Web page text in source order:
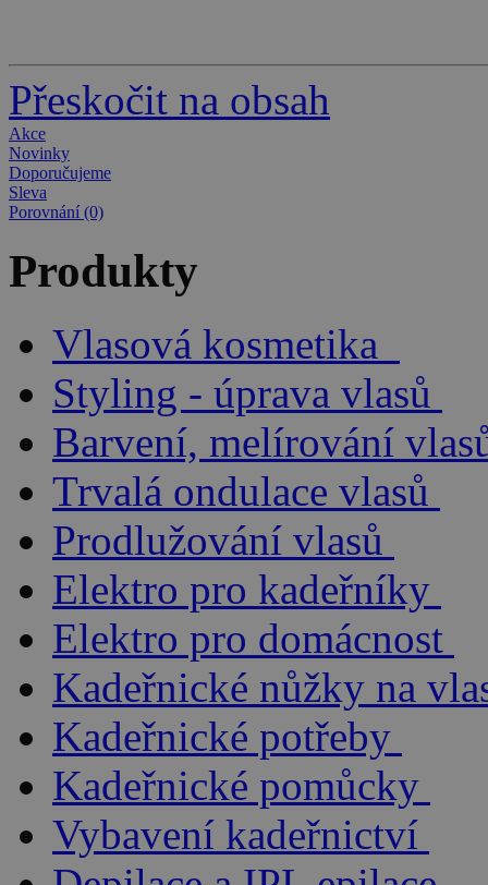
Přeskočit na obsah
Akce
Novinky
Doporučujeme
Sleva
Porovnání (0)
Produkty
Vlasová kosmetika
Styling - úprava vlasů
Barvení, melírování
Trvalá ondulace vlasů
Prodlužování vlasů
Elektro pro kadeřníky
Elektro pro domácnost
Kadeřnické nůžky na
Kadeřnické potřeby
Kadeřnické pomůcky
Vybavení kadeřnictví